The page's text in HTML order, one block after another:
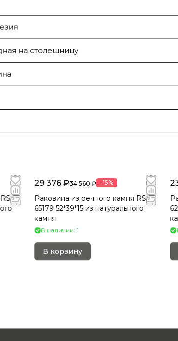
на столешницу
29 376 ₽34 560 ₽ -15%
Раковина из речного камня RS-
65179 52*39*15 из натурального
камня
В наличии: 1
В корзину